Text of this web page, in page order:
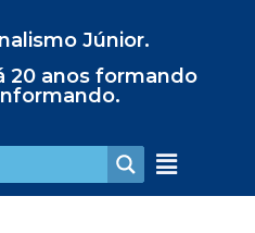
Júnior.
20 anos formando